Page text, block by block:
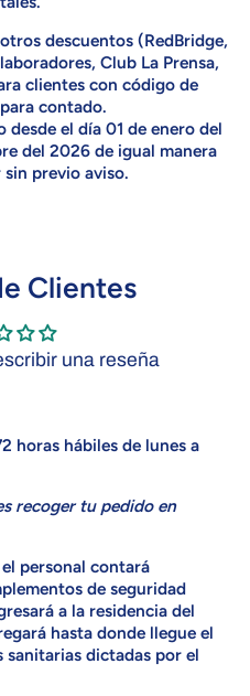
descuentos (RedBridge,
Club La Prensa,
clientes con código de
contado.
el día 01 de enero del
del 2026 de igual manera
previo aviso.
Clientes
una reseña
horas hábiles de lunes a
recoger tu pedido en
personal contará
de seguridad
a la residencia del
hasta donde llegue el
sanitarias dictadas por el